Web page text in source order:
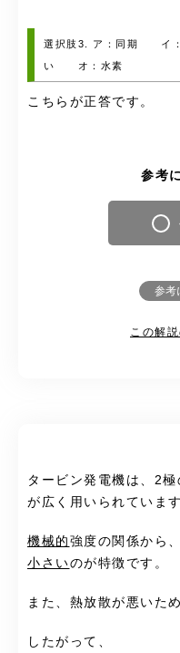
選択肢3. ア：同期 イ
い オ：水素
こちらが正答です。
参考
参考
この解
タービン発電機は、2
が広く用いられています
機械的 強度の関係から
小さいのが特徴です。
また、熱放散が悪いため
したがって、